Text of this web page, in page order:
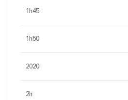
1h45
1h50
2020
2h